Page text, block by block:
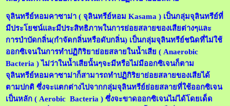
จุลินทรีย์หอมคาซาม่า ( จุลินทรีย์หอม Kasama ) เป็นกลุ่มจุลินทรีย์ที่
มีประโยชน์และมีประสิทธิภาพในการย่อยสลายของเสียต่างๆและ
การบำบัดกลิ่น(กำจัดกลิ่นหรือดับกลิ่น) เป็นกลุ่มจุลินทรีย์ชนิดที่ไม่ใช้
ออกซิเจนในการทำปฏิกิริยาย่อยสลายในน้ำเสีย ( Anaerobic
Bacteria ) ไม่ว่าในน้ำเสียนั้นๆจะมีหรือไม่มีออกซิเจนก็ตาม
จุลินทรีย์หอมคาซาม่าก็สามารถทำปฏิกิริยาย่อยสลายของเสียได้
ตามปกติ ซึ่งจะแตกต่างไปจากกลุ่มจุลินทรีย์ย่อยสลายที่ใช้ออกซิเจน
เป็นหลัก (Aerobic Bacteria ) ซึ่งจะขาดออกซิเจนไม่ได้โดยเด็ด